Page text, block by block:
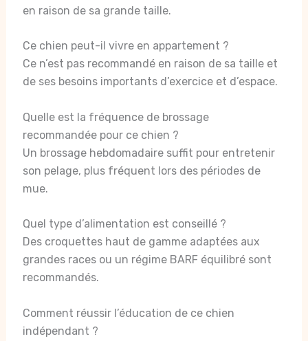
en raison de sa grande taille.
Ce chien peut-il vivre en appartement ?
Ce n’est pas recommandé en raison de sa taille et
de ses besoins importants d’exercice et d’espace.
Quelle est la fréquence de brossage
recommandée pour ce chien ?
Un brossage hebdomadaire suffit pour entretenir
son pelage, plus fréquent lors des périodes de
mue.
Quel type d’alimentation est conseillé ?
Des croquettes haut de gamme adaptées aux
grandes races ou un régime BARF équilibré sont
recommandés.
Comment réussir l’éducation de ce chien
indépendant ?